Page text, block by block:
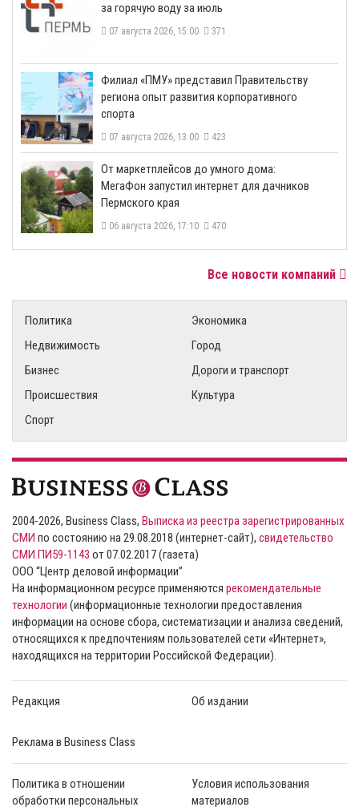
за горячую воду за июль
07 августа 2026, 15:00 371
​Филиал «ПМУ» представил Правительству
региона опыт развития корпоративного
спорта
07 августа 2026, 13:00 423
От маркетплейсов до умного дома:
МегаФон запустил интернет для дачников
Пермского края
06 августа 2026, 17:10 470
Все новости компаний
Политика
Экономика
Недвижимость
Город
Бизнес
Дороги и транспорт
Происшествия
Культура
Спорт
2004-2026, Business Class, Выписка из реестра зарегистрированных
СМИ по состоянию на 29.08.2018 (интернет-сайт), свидетельство
СМИ ПИ59-1143 от 07.02.2017 (газета)
ООО “Центр деловой информации”
На информационном ресурсе применяются рекомендательные
технологии (информационные технологии предоставления
информации на основе сбора, систематизации и анализа сведений,
относящихся к предпочтениям пользователей сети «Интернет»,
находящихся на территории Российской Федерации).
Редакция Об издании
Реклама в Business Class
Политика в отношении
обработки персональных
Условия использования
материалов